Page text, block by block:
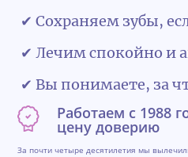
✔ Сохраняем зубы,
✔ Лечим спокойно и
✔ Вы понимаете, за
Работаем с 1988
цену доверию
За почти четыре десятилетия мы